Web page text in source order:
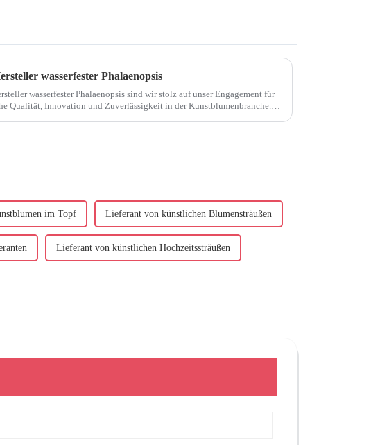
wasserfester Phalaenopsis
wasserfester Phalaenopsis sind wir stolz auf unser Engagement für
Qualität, Innovation und Zuverlässigkeit in der Kunstblumenbranche.
im Topf Lieferant von künstlichen Blumensträußen
Lieferant von künstlichen Hochzeitssträußen